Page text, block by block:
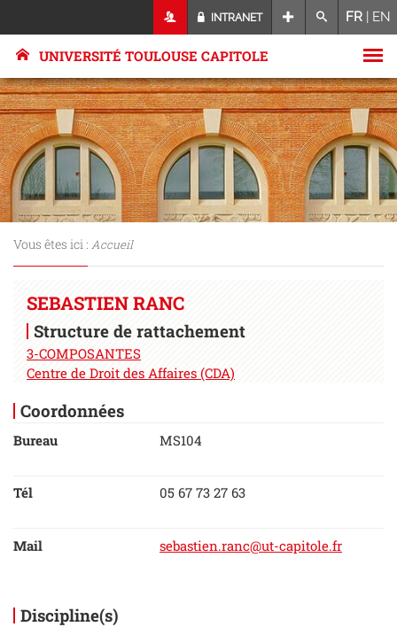
INTRANET FR | EN
UNIVERSITÉ TOULOUSE CAPITOLE
Vous êtes ici : Accueil
SEBASTIEN RANC
Structure de rattachement
3-COMPOSANTES
Centre de Droit des Affaires (CDA)
Coordonnées
Bureau MS104
Tél 05 67 73 27 63
Mail sebastien.ranc@ut-capitole.fr
Discipline(s)